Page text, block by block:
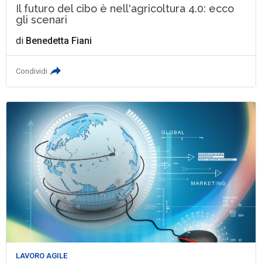
Il futuro del cibo è nell'agricoltura 4.0: ecco
gli scenari
di Benedetta Fiani
Condividi
LAVORO AGILE